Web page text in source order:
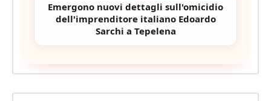
Emergono nuovi dettagli sull'omicidio
dell'imprenditore italiano Edoardo
Sarchi a Tepelena